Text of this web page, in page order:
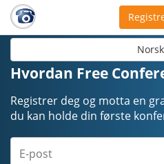
Norsk
Hvordan Free
Registrer deg og motta en
du kan holde din første